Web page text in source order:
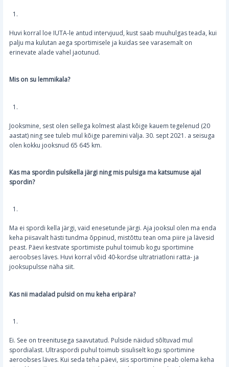
Huvi korral loe IUTA-le antud intervjuud, kust saab muuhulgas teada, kui
palju ma kulutan aega sportimisele ja kuidas see varasemalt on
erinevate alade vahel jaotunud.
Mis on su lemmikala?
Jooksmine, sest olen sellega kolmest alast kõige kauem tegelenud (20
aastat) ning see tuleb mul kõige paremini välja. 30. sept 2021. a seisuga
olen kokku jooksnud 65 645 km.
Kas ma spordin pulsikella järgi ning mis pulsiga ma katsumuse ajal
spordin?
Ma ei spordi kella järgi, vaid enesetunde järgi. Aja jooksul olen ma enda
keha piisavalt hästi tundma õppinud, mistõttu tean oma piire ja lävesid
peast. Päevi kestvate sportimiste puhul toimub kogu sportimine
aeroobses läves. Huvi korral võid 40-kordse ultratriatloni ratta- ja
jooksupulsse näha siit.
Kas nii madalad pulsid on mu keha eripära?
Ei. See on treenitusega saavutatud. Pulside näidud sõltuvad mul
spordialast. Ultraspordi puhul toimub sisuliselt kogu sportimine
aeroobses läves. Kui seda teha päevi, siis sportimine peab olema keha